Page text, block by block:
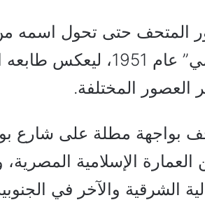
المتحف حتى تحول اسمه
الفن الإسلامي” عام
العصور المختلفة.
بواجهة مطلة على شارع
الإسلامية
الشرقية والآخر في